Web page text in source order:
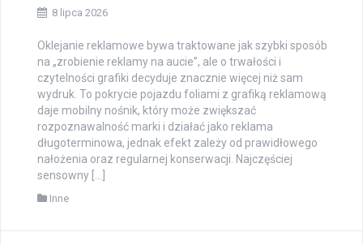
8 lipca 2026
Oklejanie reklamowe bywa traktowane jak szybki sposób
na „zrobienie reklamy na aucie”, ale o trwałości i
czytelności grafiki decyduje znacznie więcej niż sam
wydruk. To pokrycie pojazdu foliami z grafiką reklamową
daje mobilny nośnik, który może zwiększać
rozpoznawalność marki i działać jako reklama
długoterminowa, jednak efekt zależy od prawidłowego
nałożenia oraz regularnej konserwacji. Najczęściej
sensowny […]
Inne